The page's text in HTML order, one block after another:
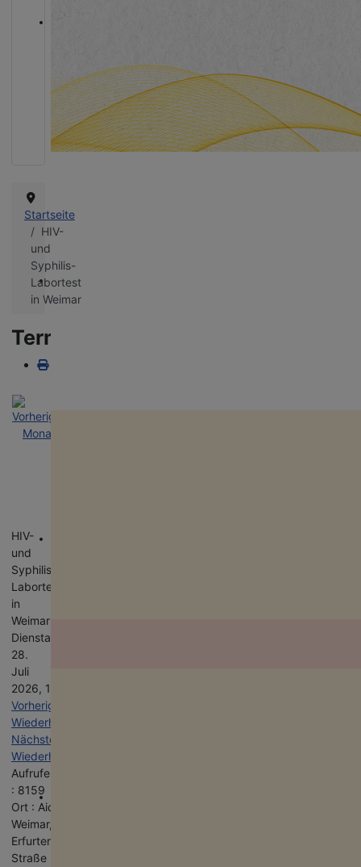
Startseite
HIV-
und
Syphilis-
Labortest
in Weimar
Terminkalender
HIV-
und
Syphilis-
Labortest
in
Weimar
Dienstag,
28.
Juli
2026, 17:00 - 19:00
Vorherige
Wiederholung
Nächste
Wiederholung
Aufrufe
: 8159
Ort : Aidshilfe
Weimar,
Erfurter
Straße